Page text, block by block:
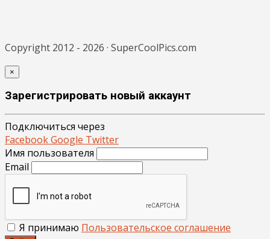
Copyright 2012 - 2026 · SuperCoolPics.com
×
Зарегистрировать новый аккаунт
Подключиться через
FacebookGoogle Twitter
Имя пользователя
Email
Я принимаю Пользовательское соглашение